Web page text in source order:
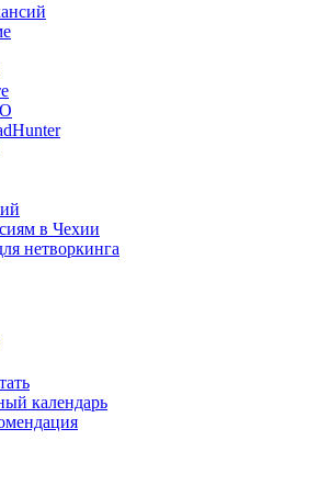
в Чехии
нетворкинга
календарь